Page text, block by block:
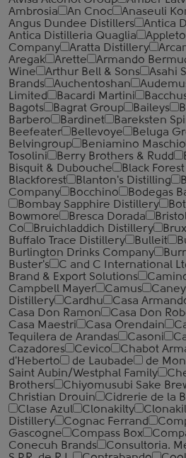
Ambrosia
An Cnoc Anaseuli
Angus Dundee Distillers
Antica
Antica Distilleria Quaglia
Company
Aratta Distillery
Aregak
Arette Armando
Wine
Arthur Bell & Sons Asahi
Brands
Auchentoshan
Limited
Bacardi Martini
Bagots
Bagrat Group Baileys
Barbero
Bardinet Bareksten
Beefeater
Bellevoye Beluga
Belvingroup
Beniamino Maschio
Tosolini
Berry Brothers & Rudd
Bisquit & Dubouche
Black
Blackforest
Blanton's Distilling
Company
Bocchino Bodegas
Bombay Sapphire Distillery
Bowmore
Bresca Dorada
Co
Bruichladdich Distillery
Buffalo Trace Distillery
Bulleit
Burlington Drinks Company
Buster's
C and C International
Brand & Export Solutions
Campbell Mayer
Camus Caney
Distillery
Cardhu
Casa
Casa Don Ramon
Casa Don
Casa Maestri
Casa Orendain
Tequilera de Arandas
Casoni
Cazadores
Cevico Chabot
d'Heberto
de Laubade de
Saint Aubin/Westphal Family
Brothers
Chiyomusubi Sake
Christian Drouin
Cidrerie de la
Clase Azul
Clonakilty
Distillery
Cognac Ferrand
Gascogne
Compass Box
Conecuh Brands
Consultoria.